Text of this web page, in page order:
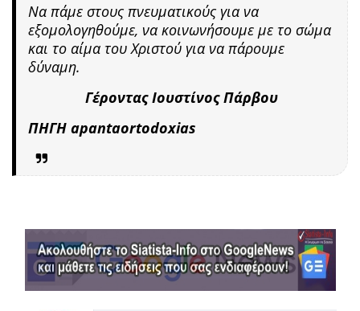
Να πάμε στους πνευματικούς για να
εξομολογηθούμε, να κοινωνήσουμε με το σώμα
και το αίμα του Χριστού για να πάρουμε
δύναμη.
Γέροντας Ιουστίνος Πάρβου
ΠΗΓΗ apantaortodoxias